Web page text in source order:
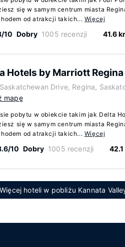
się w samym centrum miasta
od atrakcji takich... Więcej
10 Dobry 1005 recenzji 41.6
Hotels by Marriott Regina
Drive, Regina,
mapę
pobytu w obiekcie takim jak Delta
się w samym centrum miasta
od atrakcji takich... Więcej
10 Dobry 1005 recenzji 42.1
Więcej hoteli w pobliżu Kannata